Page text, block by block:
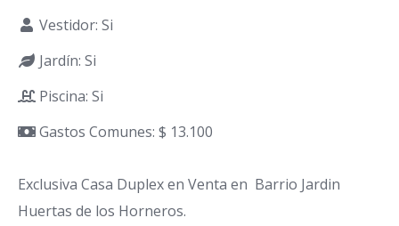
Vestidor: Si
Jardín: Si
Piscina: Si
Gastos Comunes: $ 13.100
Exclusiva Casa Duplex en Venta en Barrio Jardin
Huertas de los Horneros.